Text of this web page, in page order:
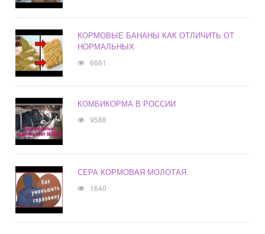
КОРМОВЫЕ БАНАНЫ КАК ОТЛИЧИТЬ ОТ
НОРМАЛЬНЫХ
6681
КОМБИКОРМА В РОССИИ
9588
СЕРА КОРМОВАЯ МОЛОТАЯ
1640